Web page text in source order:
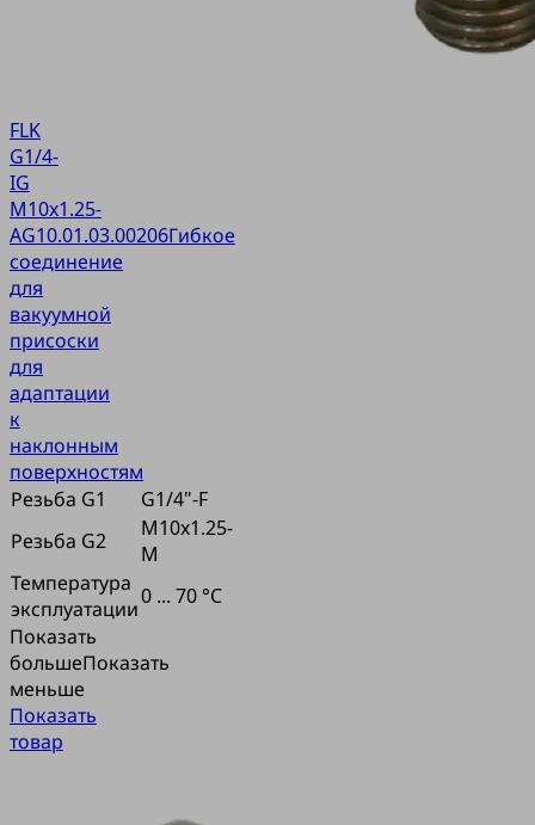
FLK
G1/4-
IG
M10x1.25-
AG10.01.03.00206Гибкое
соединение
для
вакуумной
присоски
для
адаптации
к
наклонным
поверхностям
Резьба G1
G1/4"-F
Резьба G2
M10x1.25-
M
Температура
эксплуатации0 ... 70 °C
Показать
большеПоказать
меньше
Показать
товар